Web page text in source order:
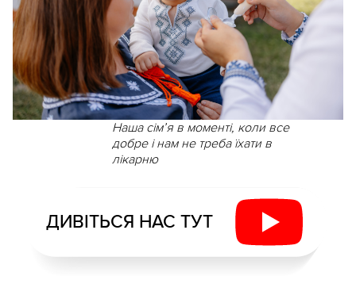
Наша сім’я в моменті, коли все
добре і нам не треба їхати в
лікарню
ДИВІТЬСЯ НАС ТУТ